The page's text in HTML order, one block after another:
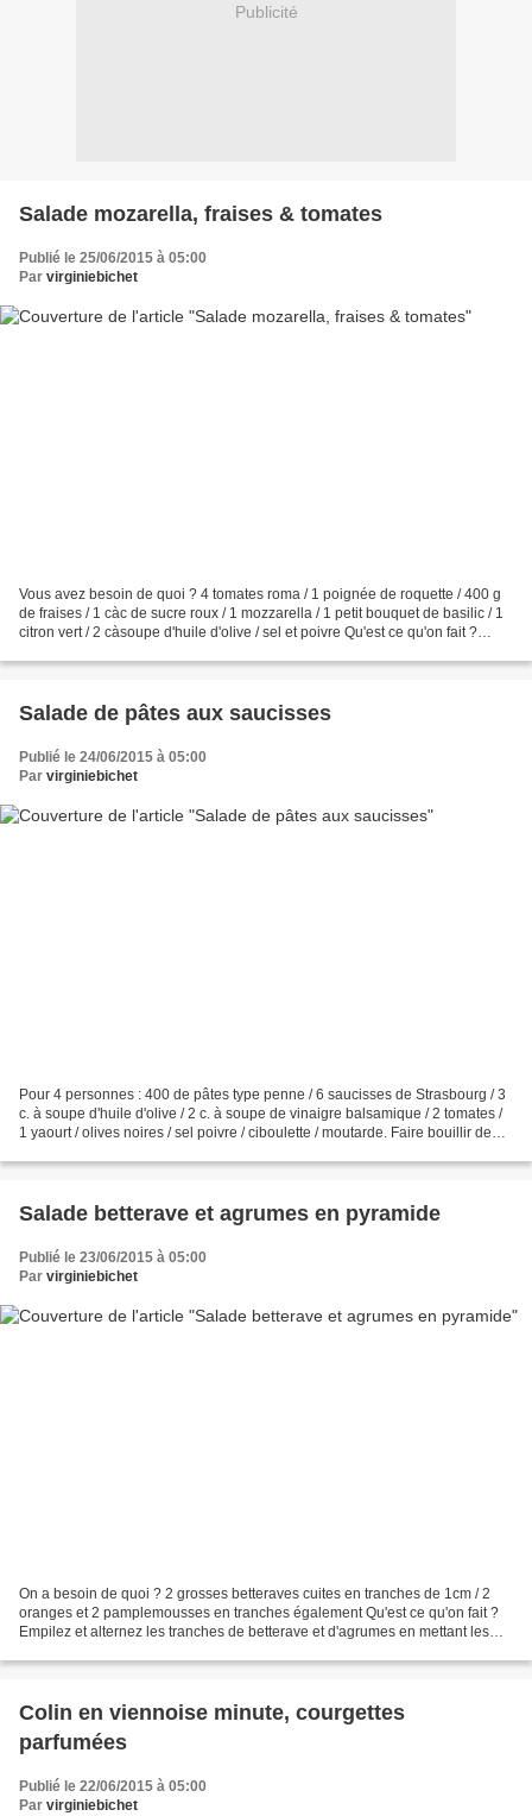
Publicité
Salade mozarella, fraises & tomates
Publié le 25/06/2015 à 05:00
Par virginiebichet
Vous avez besoin de quoi ? 4 tomates roma / 1 poignée de roquette / 400 g
de fraises / 1 càc de sucre roux / 1 mozzarella / 1 petit bouquet de basilic / 1
citron vert / 2 càsoupe d'huile d'olive / sel et poivre Qu'est ce qu'on fait ?
Salade de pâtes aux saucisses
Publié le 24/06/2015 à 05:00
Par virginiebichet
Pour 4 personnes : 400 de pâtes type penne / 6 saucisses de Strasbourg / 3
c. à soupe d'huile d'olive / 2 c. à soupe de vinaigre balsamique / 2 tomates /
1 yaourt / olives noires / sel poivre / ciboulette / moutarde. Faire bouillir de
Salade betterave et agrumes en pyramide
Publié le 23/06/2015 à 05:00
Par virginiebichet
On a besoin de quoi ? 2 grosses betteraves cuites en tranches de 1cm / 2
oranges et 2 pamplemousses en tranches également Qu'est ce qu'on fait ?
Empilez et alternez les tranches de betterave et d'agrumes en mettant les
Colin en viennoise minute, courgettes
parfumées
Publié le 22/06/2015 à 05:00
Par virginiebichet